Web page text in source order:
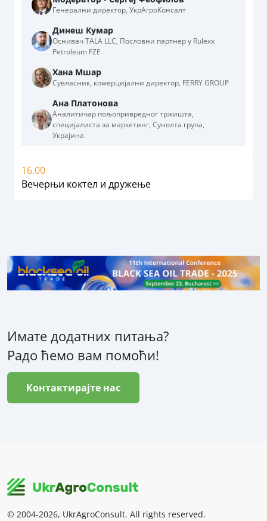
Генерални директор, УкрАгроКонсалт
Динеш Кумар
Оснивач TALA LLC, Пословни партнер у Rulexx
Petroleum FZE
Хана Мшар
Сувласник, комерцијални директор, FERRY GROUP
Ана Платонова
Аналитичар пољопривредног тржишта,
специјалиста за маркетинг, Сунолта група,
Украјина
16.00
Вечерњи коктел и дружење
Имате додатних питања?
Радо ћемо вам помоћи!
Контактирајте нас
© 2004-2026, UkrAgroConsult. All rights reserved.